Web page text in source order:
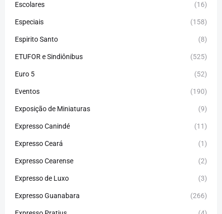
Escolares (16)
Especiais (158)
Espirito Santo (8)
ETUFOR e Sindiônibus (525)
Euro 5 (52)
Eventos (190)
Exposição de Miniaturas (9)
Expresso Canindé (11)
Expresso Ceará (1)
Expresso Cearense (2)
Expresso de Luxo (3)
Expresso Guanabara (266)